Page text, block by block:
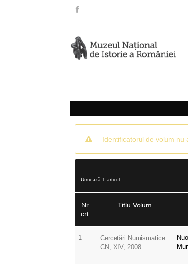
Identificatorul de volum nu
Urmează 1 articol
Nr.
crt.
Titlu Volum
1
Cercetări Numismatice:
CN, XIV, 2008